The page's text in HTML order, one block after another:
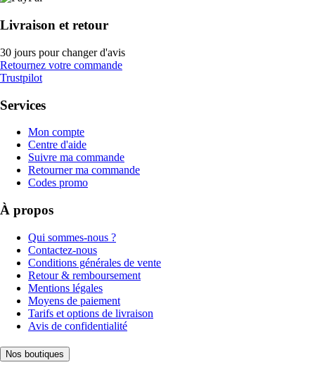
Livraison et retour
30 jours pour changer d'avis
Retournez votre commande
Trustpilot
Services
Mon compte
Centre d'aide
Suivre ma commande
Retourner ma commande
Codes promo
À propos
Qui sommes-nous ?
Contactez-nous
Conditions générales de vente
Retour & remboursement
Mentions légales
Moyens de paiement
Tarifs et options de livraison
Avis de confidentialité
Nos boutiques